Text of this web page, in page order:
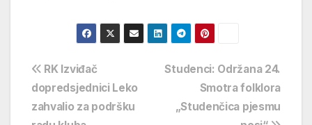
Navigacija
objava
Studenci: Održana 24.
Smotra folklora
„Studenčica pjesmu
RK Izviđač
dopredsjednici Leko
zahvalio za podršku